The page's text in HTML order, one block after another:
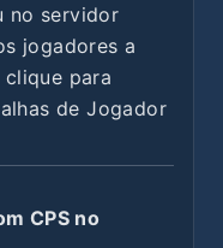
no servidor
jogadores a
para
de Jogador
CPS no